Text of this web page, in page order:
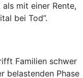
mit einer Rente,
bei Tod”.
Familien schwer
belastenden Phase